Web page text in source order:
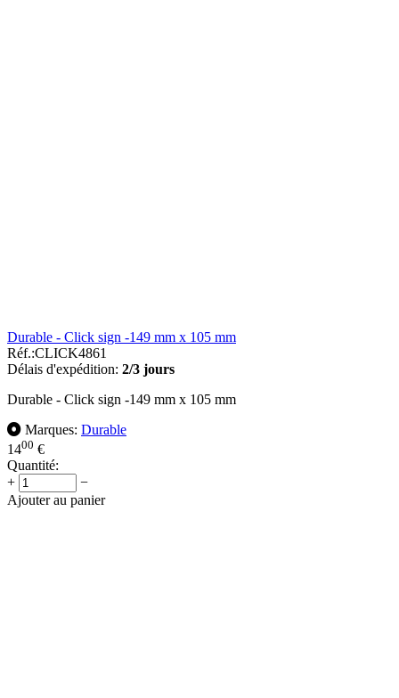
Durable - Click sign -149 mm x 105 mm
Réf.:CLICK4861
Délais d'expédition: 2/3 jours
Durable - Click sign -149 mm x 105 mm
Marques: Durable
1400 €
Quantité:
+
−
Ajouter au panier